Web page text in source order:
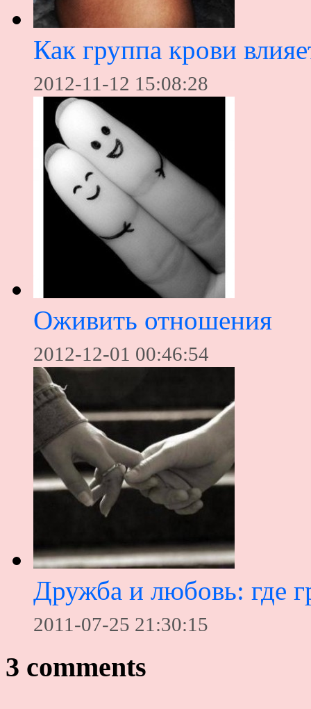
Как группа крови
2012-11-12 15:08:28
Оживить отношения
2012-12-01 00:46:54
Дружба и любовь: где
2011-07-25 21:30:15
3 comments